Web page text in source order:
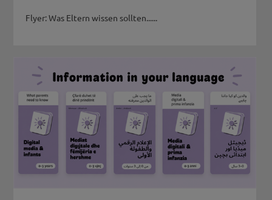
Flyer: Was Eltern wissen sollten......